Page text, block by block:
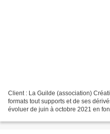
Client : La Guilde (association)
formats tout supports et de ses
évoluer de juin à octobre 2021 en